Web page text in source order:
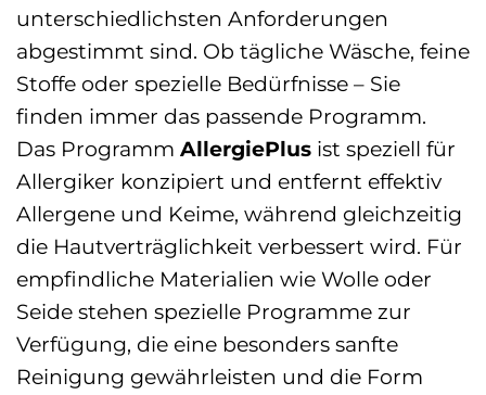
unterschiedlichsten Anforderungen
abgestimmt sind. Ob tägliche Wäsche, feine
Stoffe oder spezielle Bedürfnisse – Sie
finden immer das passende Programm.
Das Programm AllergiePlus ist speziell für
Allergiker konzipiert und entfernt effektiv
Allergene und Keime, während gleichzeitig
die Hautverträglichkeit verbessert wird. Für
empfindliche Materialien wie Wolle oder
Seide stehen spezielle Programme zur
Verfügung, die eine besonders sanfte
Reinigung gewährleisten und die Form